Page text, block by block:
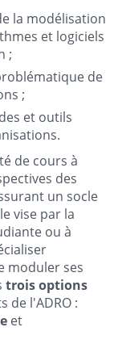
la modélisation
et logiciels
;
de
;
et outils
de cours à
des
un socle
vise par la
ou à
moduler ses
trois options
de l'ADRO :
et